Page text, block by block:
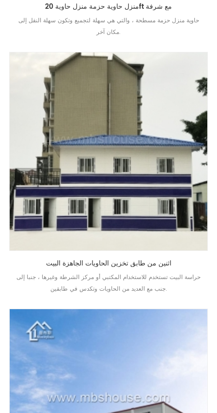
منزل حاوية حزمة منزل حاوية 20ft مع شرفة
حاوية منزل حزمة مسطحة ، والتي هي سهلة لتجميع وتكون سهلة النقل إلى
مكان آخر.
اثنين من طابق تخزين الحاويات الجاهزة البيت
حراسة البيت تستخدم للاستخدام المكتبي أو مركز الشرطة وغيرها ، جنبا إلى
جنب مع العديد من الحاويات وتكدس في طابقين.